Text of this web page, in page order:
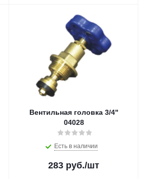
Вентильная головка 3/4"
04028
Есть в наличии
283 руб./шт